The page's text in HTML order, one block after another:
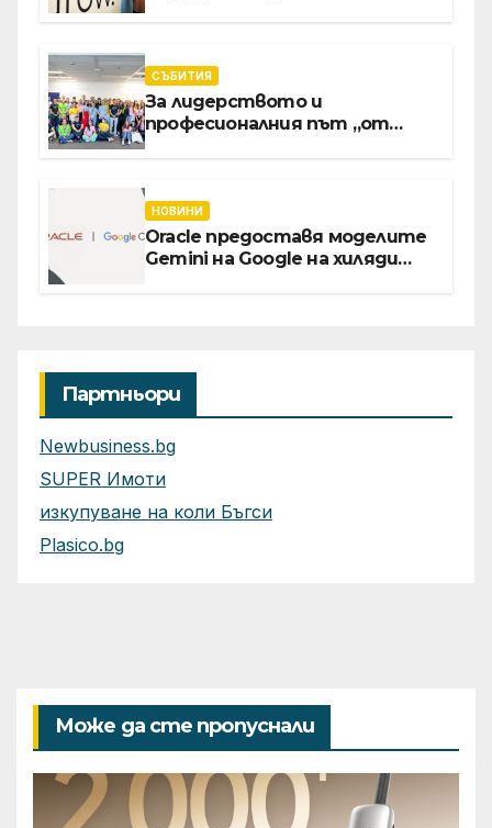
интелект
СЪБИТИЯ
За лидерството и
професионалния път „от
директор Асен Великов
НОВИНИ
Oracle предоставя моделите
Gemini на Google на хиляди
Партньори
Newbusiness.bg
SUPER Имоти
изкупуване на коли Бъгси
Plasico.bg
Може да сте пропуснали